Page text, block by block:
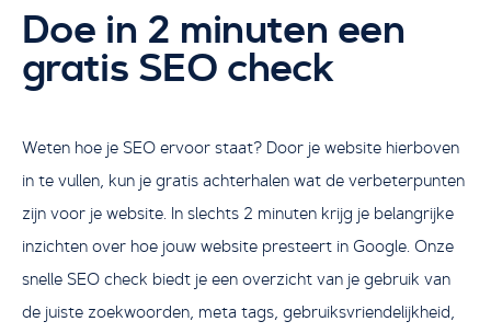
Doe in 2 minuten een
gratis SEO check
Weten hoe je SEO ervoor staat? Door je website hierboven
in te vullen, kun je gratis achterhalen wat de verbeterpunten
zijn voor je website. In slechts 2 minuten krijg je belangrijke
inzichten over hoe jouw website presteert in Google. Onze
snelle SEO check biedt je een overzicht van je gebruik van
de juiste zoekwoorden, meta tags, gebruiksvriendelijkheid,